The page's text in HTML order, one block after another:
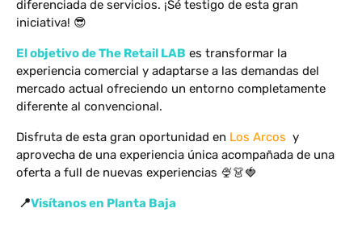
diferenciada de servicios. ¡Sé testigo de esta gran
iniciativa! 😎
El objetivo de The Retail LAB es transformar la
experiencia comercial y adaptarse a las demandas del
mercado actual ofreciendo un entorno completamente
diferente al convencional.
Disfruta de esta gran oportunidad en Los Arcos y
aprovecha de una experiencia única acompañada de una
oferta a full de nuevas experiencias 🍨👗🍓
📍Visítanosen Planta Baja